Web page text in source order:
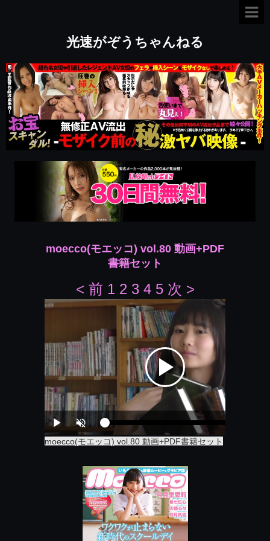
光速がぞうちゃんねる